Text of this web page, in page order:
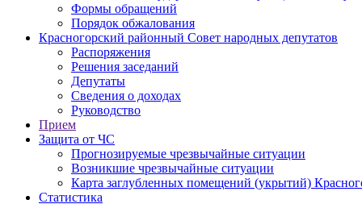
Формы обращений
Порядок обжалования
Красногорский районный Совет народных депутатов
Распоряжения
Решения заседаний
Депутаты
Сведения о доходах
Руководство
Прием
Защита от ЧС
Прогнозируемые чрезвычайные ситуации
Возникшие чрезвычайные ситуации
Карта заглубленных помещений (укрытий)
Статистика